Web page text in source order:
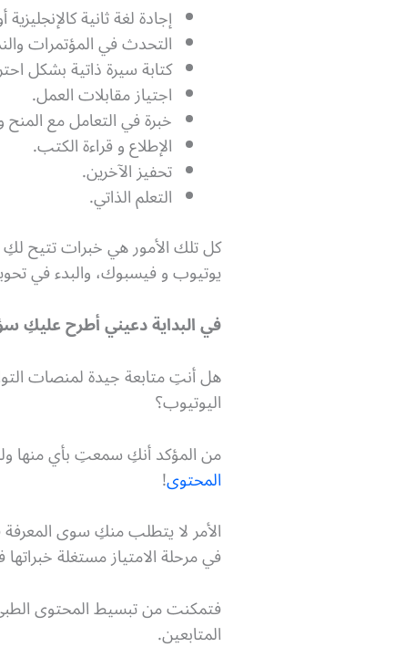
إجادة لغة ثانية كالإنجليزية
التحدث في المؤتمرات
كتابة سيرة ذاتية بشكل
اجتياز مقابلات العمل.
خبرة في التعامل مع المنح
الإطلاع و قراءة الكتب.
تحفيز الآخرين.
التعلم الذاتي.
كل تلك الأمور هي خبرات تتيح
يوتيوب و فيسبوك، والبدء في
في البداية دعيني أطرح عليكِ
هل أنتِ متابعة جيدة لمنصات
اليوتيوب؟
من المؤكد أنكِ سمعتِ بأي منها
المحتوى!
الأمر لا يتطلب منكِ سوى
في مرحلة الامتياز مستغلة
فتمكنت من تبسيط المحتوى
المتابعين.